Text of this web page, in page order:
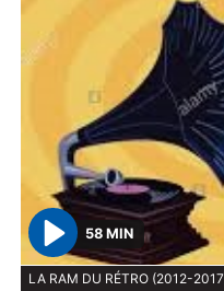
P
l
58 MIN
LA RAM DU RÉTRO (2012-